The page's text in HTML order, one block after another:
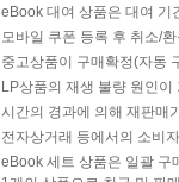
eBook 대여 상품은 대여 기
모바일 쿠폰 등록 후 취소/
중고상품이 구매확정(자동
LP상품의 재생 불량 원인
시간의 경과에 의해 재판매
전자상거래 등에서의 소비
eBook 세트 상품은 일괄 구